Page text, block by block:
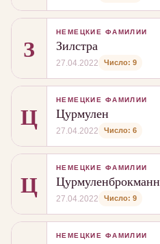
З НЕМЕЦКИЕ ФАМИЛИИ
Зилстра
27.04.2022 Число: 9
Ц НЕМЕЦКИЕ ФАМИЛИИ
Цурмулен
27.04.2022 Число: 6
Ц НЕМЕЦКИЕ ФАМИЛИИ
Цурмуленброкманн
27.04.2022 Число: 9
НЕМЕЦКИЕ ФАМИЛИИ